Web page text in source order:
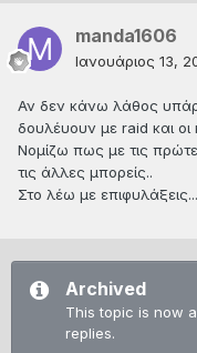
manda1606
Ιανουάριος 13,
Αν δεν κάνω λάθος
δουλέυουν με raid και
Νομίζω πως με τις
τις άλλες μπορείς..
Στο λέω με επιφυλάξεις...
Archived
This topic is now
replies.